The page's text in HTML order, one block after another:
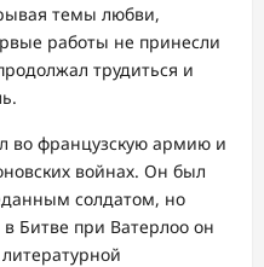
темы любви,
работы не принесли
трудиться и
во французскую армию и
войнах. Он был
солдатом, но
Битве при Ватерлоо он